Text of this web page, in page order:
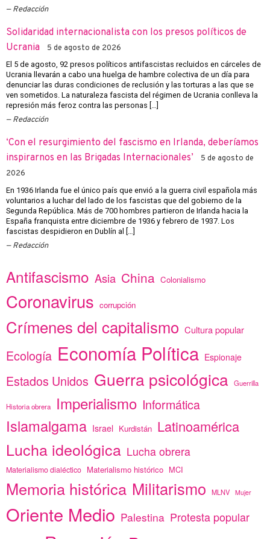
Redacción
Solidaridad internacionalista con los presos políticos de
Ucrania
5 de agosto de 2026
El 5 de agosto, 92 presos políticos antifascistas recluidos en cárceles de
Ucrania llevarán a cabo una huelga de hambre colectiva de un día para
denunciar las duras condiciones de reclusión y las torturas a las que se
ven sometidos. La naturaleza fascista del régimen de Ucrania conlleva la
represión más feroz contra las personas […]
Redacción
‘Con el resurgimiento del fascismo en Irlanda, deberíamos
inspirarnos en las Brigadas Internacionales’
5 de agosto de
2026
En 1936 Irlanda fue el único país que envió a la guerra civil española más
voluntarios a luchar del lado de los fascistas que del gobierno de la
Segunda República. Más de 700 hombres partieron de Irlanda hacia la
España franquista entre diciembre de 1936 y febrero de 1937. Los
fascistas despidieron en Dublín al […]
Redacción
Antifascismo Asia China Colonialismo
Coronavirus corrupción
Crímenes del capitalismo Cultura popular
Ecología Economía Política Espionaje
Estados Unidos Guerra psicológica Guerrilla
Historia obrera Imperialismo Informática
Islamalgama Israel Kurdistán Latinoamérica
Lucha ideológica Lucha obrera
Materialismo dialéctico Materialismo histórico MCI
Memoria histórica Militarismo MLNV Mujer
Oriente Medio Palestina Protesta popular